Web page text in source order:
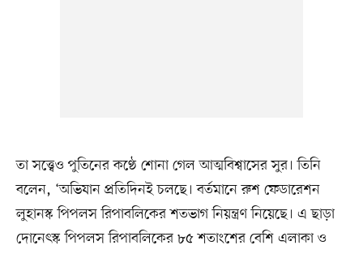
তা সত্ত্বেও পুতিনের কণ্ঠে শোনা গেল আত্মবিশ্বাসের সুর। তিনি
বলেন, ‘অভিযান প্রতিদিনই চলছে। বর্তমানে রুশ ফেডারেশন
লুহানস্ক পিপলস রিপাবলিকের শতভাগ নিয়ন্ত্রণ নিয়েছে। এ ছাড়া
দোনেৎস্ক পিপলস রিপাবলিকের ৮৫ শতাংশের বেশি এলাকা ও